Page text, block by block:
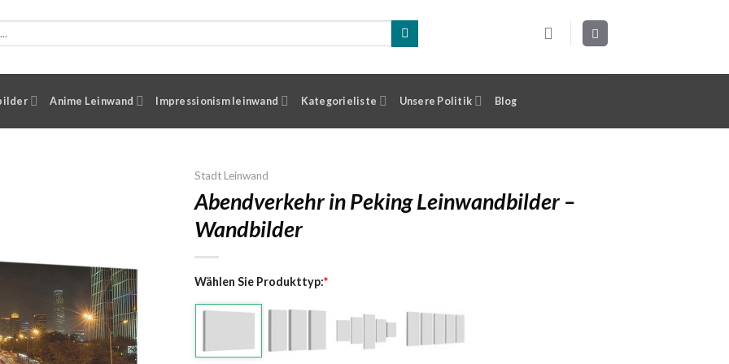
Anime Leinwand Impressionism leinwand Kategorieliste Unsere Politik Blog
Stadt Leinwand
Abendverkehr in Peking Leinwandbilder –
Wandbilder
Wählen Sie Produkttyp:*